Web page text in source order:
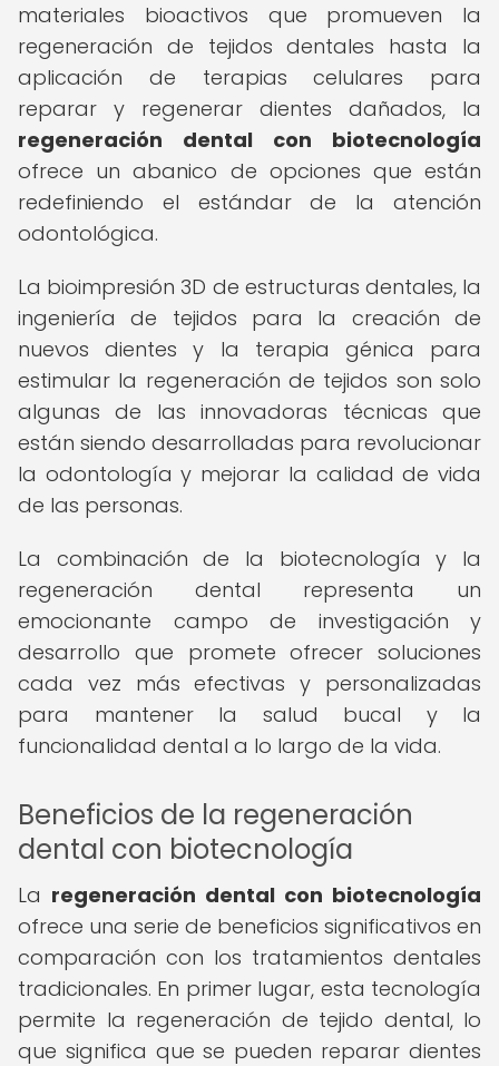
materiales bioactivos que promueven la
regeneración de tejidos dentales hasta la
aplicación de terapias celulares para
reparar y regenerar dientes dañados, la
regeneración dental con biotecnología
ofrece un abanico de opciones que están
redefiniendo el estándar de la atención
odontológica.
La bioimpresión 3D de estructuras dentales, la
ingeniería de tejidos para la creación de
nuevos dientes y la terapia génica para
estimular la regeneración de tejidos son solo
algunas de las innovadoras técnicas que
están siendo desarrolladas para revolucionar
la odontología y mejorar la calidad de vida
de las personas.
La combinación de la biotecnología y la
regeneración dental representa un
emocionante campo de investigación y
desarrollo que promete ofrecer soluciones
cada vez más efectivas y personalizadas
para mantener la salud bucal y la
funcionalidad dental a lo largo de la vida.
Beneficios de la regeneración
dental con biotecnología
La regeneración dental con biotecnología
ofrece una serie de beneficios significativos en
comparación con los tratamientos dentales
tradicionales. En primer lugar, esta tecnología
permite la regeneración de tejido dental, lo
que significa que se pueden reparar dientes